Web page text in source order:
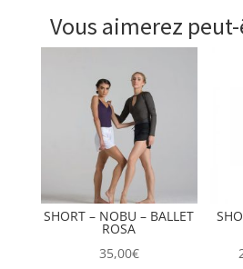
Vous aimerez
SHORT – NOBU – BALLET
ROSA
35,00€